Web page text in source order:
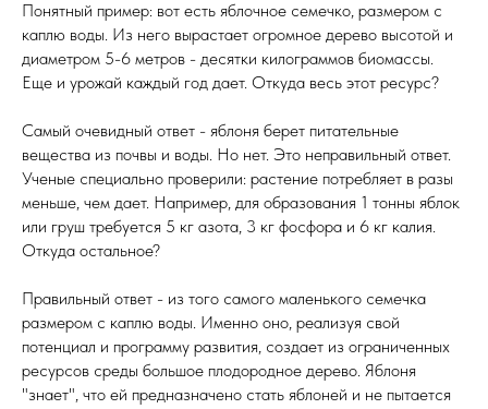
Понятный пример: вот есть яблочное семечко, размером с
каплю воды. Из него вырастает огромное дерево высотой и
диаметром 5-6 метров - десятки килограммов биомассы.
Еще и урожай каждый год дает. Откуда весь этот ресурс?
Самый очевидный ответ - яблоня берет питательные
вещества из почвы и воды. Но нет. Это неправильный ответ.
Ученые специально проверили: растение потребляет в разы
меньше, чем дает. Например, для образования 1 тонны яблок
или груш требуется 5 кг азота, 3 кг фосфора и 6 кг калия.
Откуда остальное?
Правильный ответ - из того самого маленького семечка
размером с каплю воды. Именно оно, реализуя свой
потенциал и программу развития, создает из ограниченных
ресурсов среды большое плодородное дерево. Яблоня
"знает", что ей предназначено стать яблоней и не пытается